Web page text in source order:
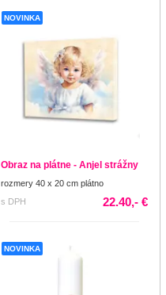
NOVINKA
Obraz na plátne - Anjel strážny
rozmery 40 x 20 cm plátno
s DPH
22.40,- €
NOVINKA